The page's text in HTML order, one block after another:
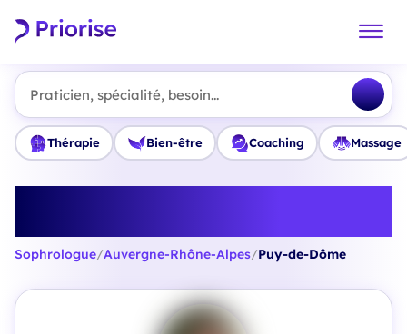
Praticien, spécialité, besoin...
Thérapie Bien-être Coaching Massage
Sophrologue/Auvergne-Rhône-Alpes/Puy-de-Dôme